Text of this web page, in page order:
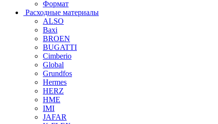
Формат
Расходные материалы
ALSO
Baxi
BROEN
BUGATTI
Cimberio
Global
Grundfos
Hermes
HERZ
HME
IMI
JAFAR